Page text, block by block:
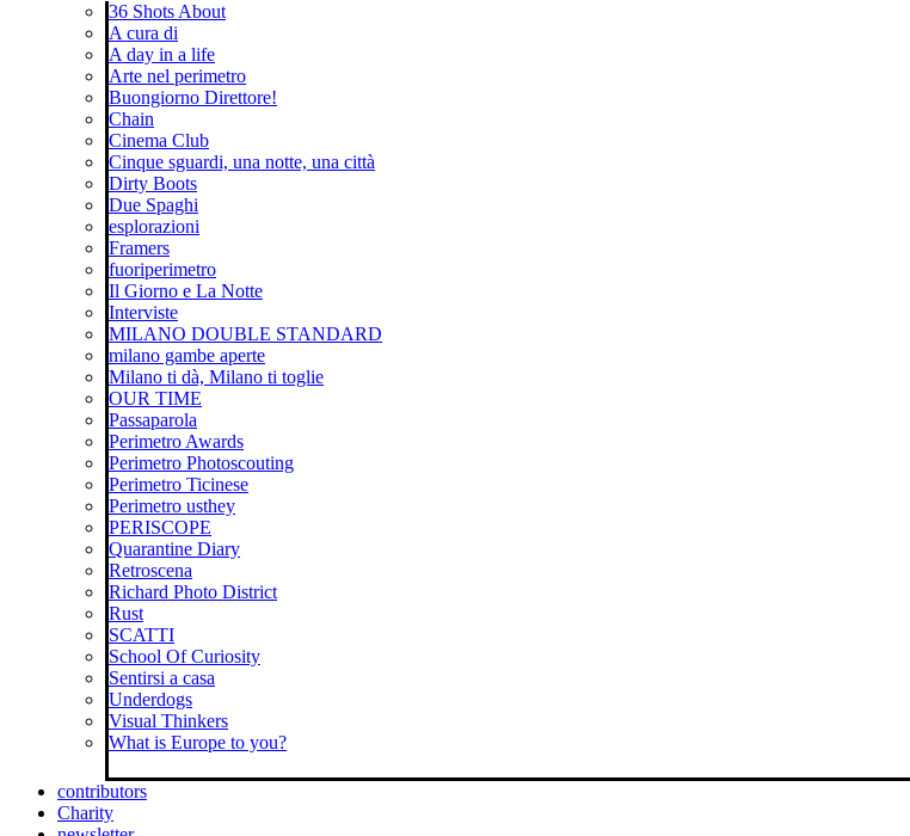
36 Shots About
A cura di
A day in a life
Arte nel perimetro
Buongiorno Direttore!
Chain
Cinema Club
Cinque sguardi, una notte, una città
Dirty Boots
Due Spaghi
esplorazioni
Framers
fuoriperimetro
Il Giorno e La Notte
Interviste
MILANO DOUBLE STANDARD
milano gambe aperte
Milano ti dà, Milano ti toglie
OUR TIME
Passaparola
Perimetro Awards
Perimetro Photoscouting
Perimetro Ticinese
Perimetro usthey
PERISCOPE
Quarantine Diary
Retroscena
Richard Photo District
Rust
SCATTI
School Of Curiosity
Sentirsi a casa
Underdogs
Visual Thinkers
What is Europe to you?
contributors
Charity